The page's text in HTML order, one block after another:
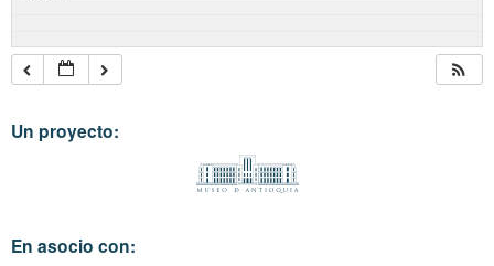
Un proyecto:
En asocio con: